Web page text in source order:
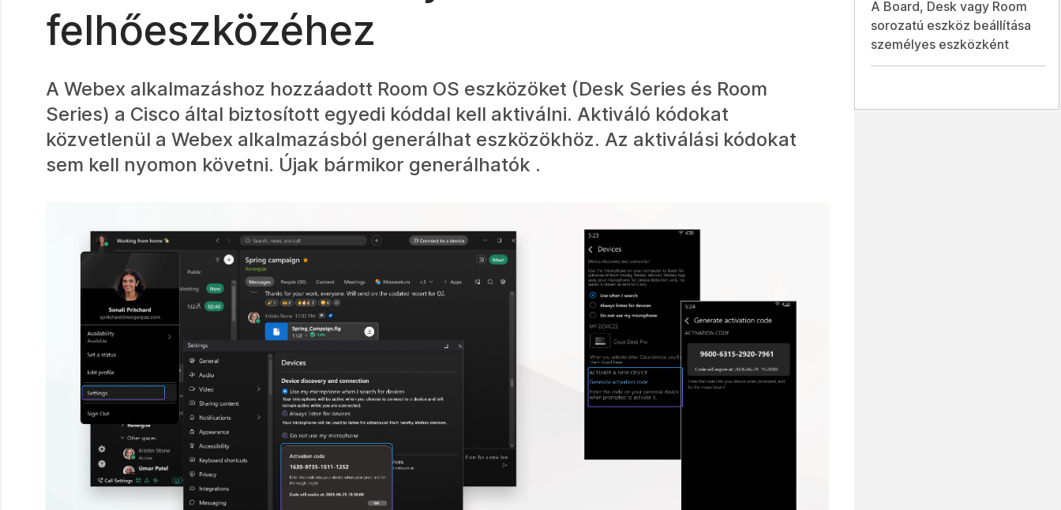
felhőeszközéhez
A Webex alkalmazáshoz hozzáadott Room OS eszközöket (Desk Series és Room
Series) a Cisco által biztosított egyedi kóddal kell aktiválni. Aktiváló kódokat
közvetlenül a Webex alkalmazásból generálhat eszközökhöz. Az aktiválási kódokat
sem kell nyomon követni. Újak bármikor generálhatók .
A Board, Desk vagy Room
sorozatú eszköz beállítása
személyes eszközként